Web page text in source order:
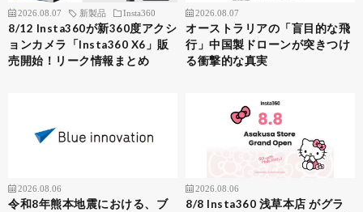
2026.08.07 新製品 Insta360
8/12 Insta360が新360度アクシ
ョンカメラ「Insta360 X6」販
売開始！リーク情報まとめ
2026.08.07
オーストラリアの「盲目的な飛
行」中国製ドローンが突きつけ
る衝撃的な真実
2026.08.06
令和8年熊本地震における、ブ
2026.08.06
8/8 Insta360 浅草本店 がグラ